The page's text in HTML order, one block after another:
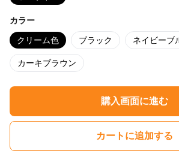
カラー
クリーム色 ブラック ネイビーブ
カーキブラウン
購入画面に進む
カートに追加する